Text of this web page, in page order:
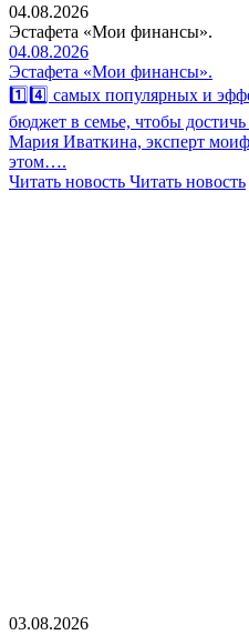
04.08.2026
Эстафета «Мои финансы».
04.08.2026
Эстафета «Мои финансы».
1️⃣4️⃣ самых популярных и
бюджет в семье, чтобы
Мария Иваткина, эксперт
этом….
Читать новость Читать новость
03.08.2026